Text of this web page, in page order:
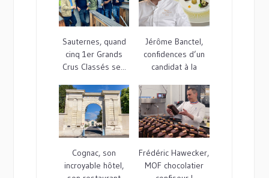
Sauternes, quand
cinq 1er Grands
Crus Classés se...
Jérôme Banctel,
confidences d’un
candidat à la
Cognac, son
incroyable hôtel,
Frédéric Hawecker,
MOF chocolatier